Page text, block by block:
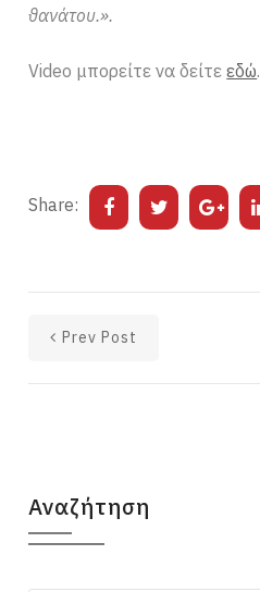
θανάτου.».
Video μπορείτε να δείτεεδώ.
Share:
Prev Post
Αναζήτηση